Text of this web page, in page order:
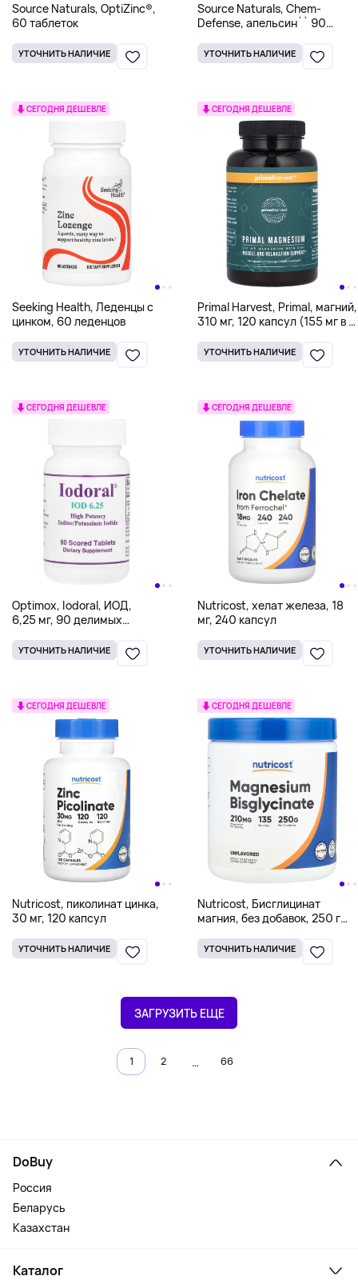
Source Naturals, OptiZinc®,
60 таблеток
УТОЧНИТЬ НАЛИЧИЕ
Source Naturals, Chem-
Defense, апельсин`` 90
УТОЧНИТЬ НАЛИЧИЕ
СЕГОДНЯ ДЕШЕВЛЕ
Seeking Health, Леденцы с
цинком, 60 леденцов
УТОЧНИТЬ НАЛИЧИЕ
СЕГОДНЯ ДЕШЕВЛЕ
Primal Harvest, Primal, магний,
310 мг, 120 капсул (155 мг в 1
УТОЧНИТЬ НАЛИЧИЕ
СЕГОДНЯ ДЕШЕВЛЕ
Optimox, Iodoral, ИОД,
6,25 мг, 90 делимых
УТОЧНИТЬ НАЛИЧИЕ
СЕГОДНЯ ДЕШЕВЛЕ
Nutricost, хелат железа, 18
мг, 240 капсул
УТОЧНИТЬ НАЛИЧИЕ
СЕГОДНЯ ДЕШЕВЛЕ
Nutricost, пиколинат цинка,
30 мг, 120 капсул
УТОЧНИТЬ НАЛИЧИЕ
СЕГОДНЯ ДЕШЕВЛЕ
Nutricost, Бисглицинат
магния, без добавок, 250 г
УТОЧНИТЬ НАЛИЧИЕ
ЗАГРУЗИТЬ ЕЩЕ
1 2 … 66
DoBuy
Россия
Беларусь
Казахстан
Каталог